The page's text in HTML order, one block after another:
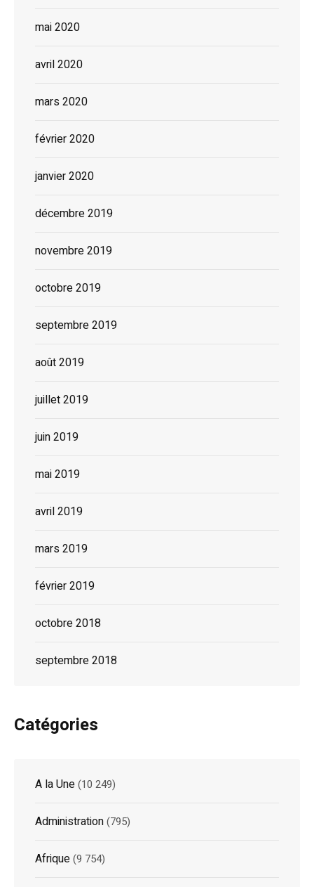
mai 2020
avril 2020
mars 2020
février 2020
janvier 2020
décembre 2019
novembre 2019
octobre 2019
septembre 2019
août 2019
juillet 2019
juin 2019
mai 2019
avril 2019
mars 2019
février 2019
octobre 2018
septembre 2018
Catégories
A la Une(10 249)
Administration(795)
Afrique(9 754)